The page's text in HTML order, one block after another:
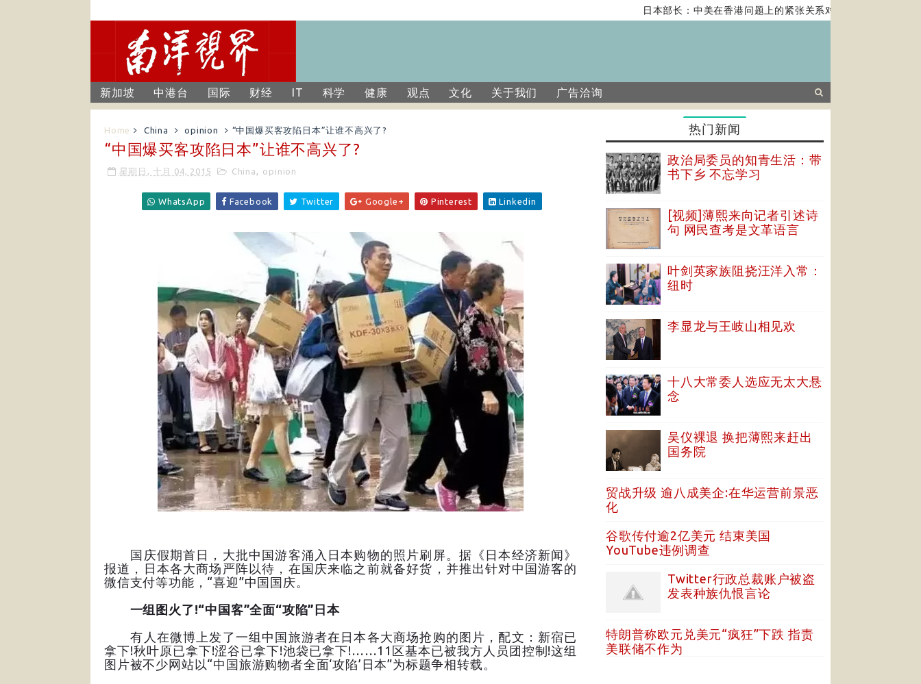
日本部长：中美在香港问题上的紧张关系对全球经济构成风险
新加坡 中港台 国际 财经 IT 科学 健康 观点 文化 关于我们 广告洽询
Home China opinion “中国爆买客攻陷日本”让谁不高兴了?
“中国爆买客攻陷日本”让谁不高兴了?
星期日, 十月 04, 2015 China , opinion
WhatsApp Facebook Twitter Google+ Pinterest Linkedin
国庆假期首日，大批中国游客涌入日本购物的照片刷屏。据《日本经济新闻》
报道，日本各大商场严阵以待，在国庆来临之前就备好货，并推出针对中国游客的
微信支付等功能，“喜迎”中国国庆。
一组图火了!“中国客”全面“攻陷”日本
有人在微博上发了一组中国旅游者在日本各大商场抢购的图片，配文：新宿已
拿下!秋叶原已拿下!涩谷已拿下!池袋已拿下!……11区基本已被我方人员团控制!这组
图片被不少网站以“中国旅游购物者全面‘攻陷’日本”为标题争相转载。
热门新闻
政治局委员的知青生活：带
书下乡 不忘学习
[视频]薄熙来向记者引述诗
句 网民查考是文革语言
叶剑英家族阻挠汪洋入常：
纽时
李显龙与王岐山相见欢
十八大常委人选应无太大悬
念
吴仪裸退 换把薄熙来赶出
国务院
贸战升级 逾八成美企:在华运营前景恶
化
谷歌传付逾2亿美元 结束美国
YouTube违例调查
Twitter行政总裁账户被盗
发表种族仇恨言论
特朗普称欧元兑美元“疯狂”下跌 指责
美联储不作为